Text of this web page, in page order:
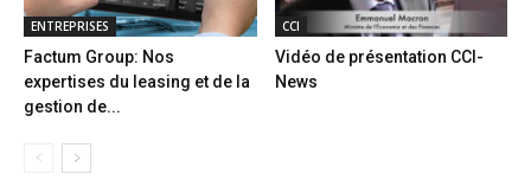
ENTREPRISES
Factum Group: Nos
expertises du leasing et de la
gestion de...
CCI
Vidéo de présentation CCI-
News